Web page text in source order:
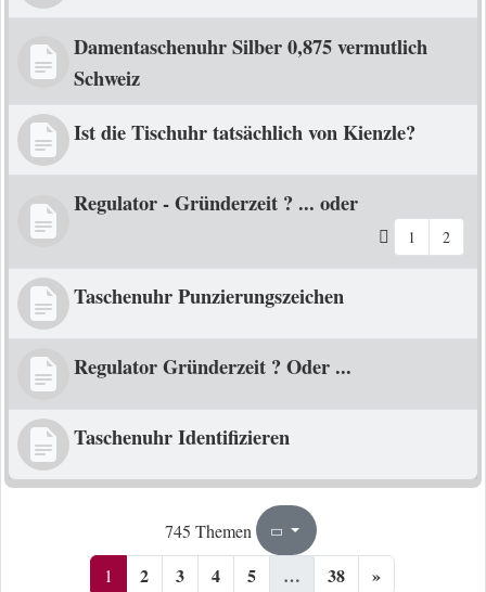
Damentaschenuhr Silber 0,875 vermutlich
Schweiz
Ist die Tischuhr tatsächlich von Kienzle?
Regulator - Gründerzeit ? ... oder
1 2
Taschenuhr Punzierungszeichen
Regulator Gründerzeit ? Oder ...
Taschenuhr Identifizieren
745 Themen Seite1
1 2 3 4 5 … 38 »